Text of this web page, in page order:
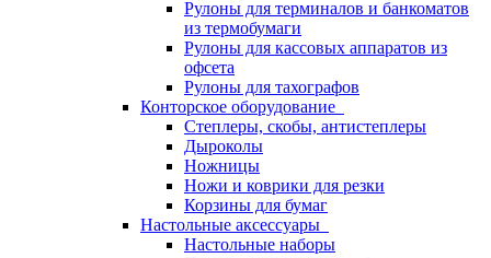
Рулоны для терминалов и банкоматов
из термобумаги
Рулоны для кассовых аппаратов из
офсета
Рулоны для тахографов
Конторское оборудование
Степлеры, скобы, антистеплеры
Дыроколы
Ножницы
Ножи и коврики для резки
Корзины для бумаг
Настольные аксессуары
Настольные наборы